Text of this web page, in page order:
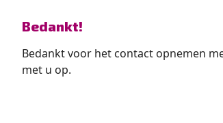
Bedankt!
Bedankt voor het contact opnemen
met u op.